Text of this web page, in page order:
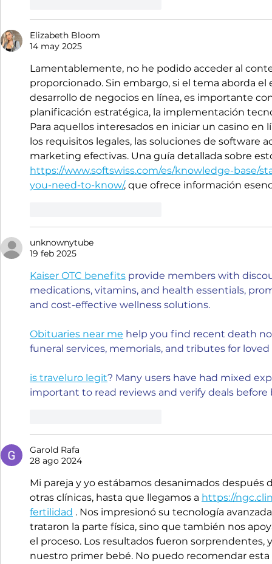
Elizabeth Bloom
14 may 2025
Lamentablemente, no he podido acceder al
proporcionado. Sin embargo, si el tema aborda
desarrollo de negocios en línea, es importante
planificación estratégica, la implementación
Para aquellos interesados en iniciar un casino
los requisitos legales, las soluciones de software
marketing efectivas. Una guía detallada sobre
https://www.softswiss.com/es/knowledge-base/
you-need-to-know/, que ofrece información
unknownytube
19 feb 2025
Kaiser OTC benefits provide members with
medications, vitamins, and health essentials,
and cost-effective wellness solutions.
Obituaries near me help you find recent death
funeral services, memorials, and tributes for loved
is traveluro legit? Many users have had mixed
important to read reviews and verify deals before
Garold Rafa
28 ago 2024
Mi pareja y yo estábamos desanimados
otras clínicas, hasta que llegamos a https://
fertilidad . Nos impresionó su tecnología
trataron la parte física, sino que también nos
el proceso. Los resultados fueron sorprendentes,
nuestro primer bebé. No puedo recomendar